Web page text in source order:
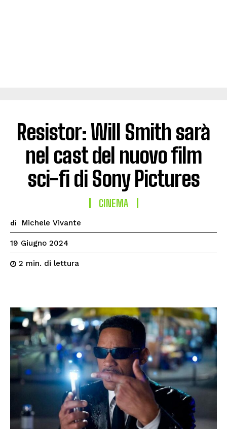
Resistor: Will Smith sarà
nel cast del nuovo film
sci-fi di Sony Pictures
CINEMA
di Michele Vivante
19 Giugno 2024
2 min. di lettura